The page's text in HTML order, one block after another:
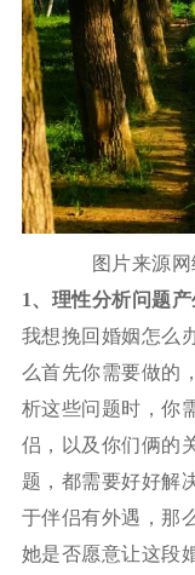
图片来源
1、 理性分析问题产
我想挽回婚姻怎么
么首先你需要做的
析这些问题时，你
侣，以及你们俩的
题，都需要好好解
于伴侣有外遇，那
她是否愿意让这段